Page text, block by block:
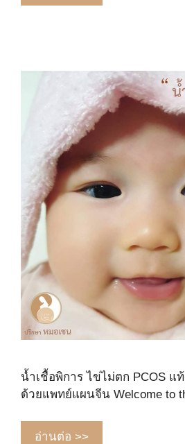
น้ำเชื้อพิการ ไข่ไม่ตก PCOS แ
ด้วยแพทย์แผนจีน Welcome to
อ่านต่อ >>